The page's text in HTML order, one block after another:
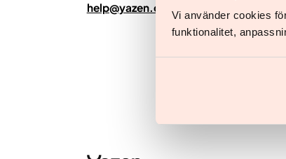
Vi använder cookies
funktionalitet,
help@yazen.com